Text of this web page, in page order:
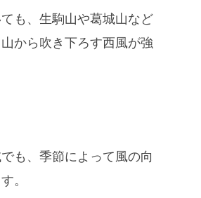
も、生駒山や葛城山など
から吹き下ろす西風が強
も、季節によって風の向
。